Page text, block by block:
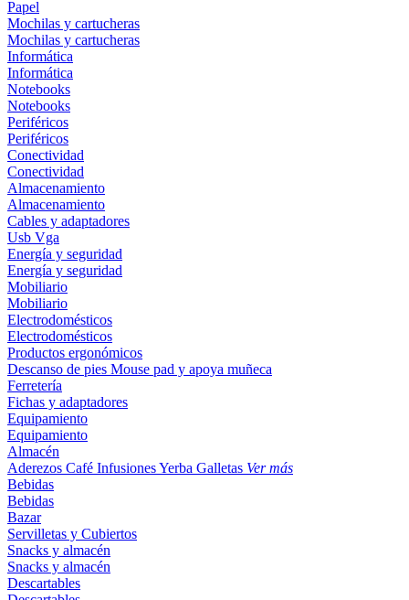
Papel
Mochilas y cartucheras
Mochilas y cartucheras
Informática
Informática
Notebooks
Notebooks
Periféricos
Periféricos
Conectividad
Conectividad
Almacenamiento
Almacenamiento
Cables y adaptadores
Usb Vga
Energía y seguridad
Energía y seguridad
Mobiliario
Mobiliario
Electrodomésticos
Electrodomésticos
Productos ergonómicos
Descanso de pies Mouse pad y apoya muñeca
Ferretería
Fichas y adaptadores
Equipamiento
Equipamiento
Almacén
Aderezos Café InfusionesYerba Galletas Ver más
Bebidas
Bebidas
Bazar
Servilletas y Cubiertos
Snacks y almacén
Snacks y almacén
Descartables